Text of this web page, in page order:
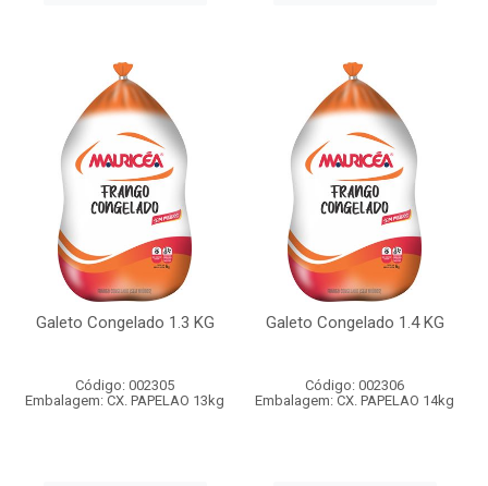
Galeto Congelado 1.3 KG
Código: 002305
Embalagem: CX. PAPELAO 13kg
Galeto Congelado 1.4 KG
Código: 002306
Embalagem: CX. PAPELAO 14kg